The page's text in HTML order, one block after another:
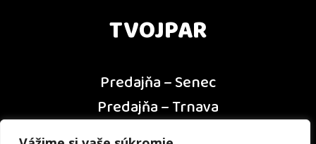
TVOJPAR
Predajňa – Senec
Predajňa – Trnava
Predajňa – Dunajská Streda